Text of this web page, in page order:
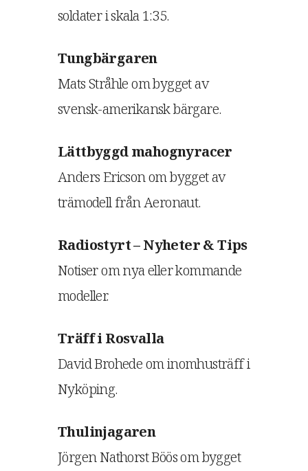
soldater i skala 1:35.
Tungbärgaren
Mats Stråhle om bygget av
svensk-amerikansk bärgare.
Lättbyggd mahognyracer
Anders Ericson om bygget av
trämodell från Aeronaut.
Radiostyrt – Nyheter & Tips
Notiser om nya eller kommande
modeller.
Träff i Rosvalla
David Brohede om inomhusträff i
Nyköping.
Thulinjagaren
Jörgen Nathorst Böös om bygget